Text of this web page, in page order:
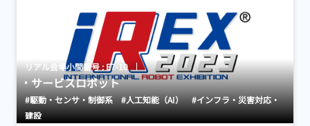
リアル会場小間番号 : E7-10
サービスロボット
#駆動・センサ・制御系 #人工知能（AI）
#インフラ・災害対応・
建設